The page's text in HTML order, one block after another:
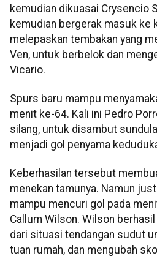
kemudian dikuasai Crysencio
kemudian bergerak masuk ke
melepaskan tembakan yang
Ven, untuk berbelok dan
Vicario.
Spurs baru mampu
menit ke-64. Kali ini Pedro
silang, untuk disambut
menjadi gol penyama
Keberhasilan tersebut
menekan tamunya. Namun
mampu mencuri gol pada
Callum Wilson. Wilson
dari situasi tendangan sudut
tuan rumah, dan mengubah